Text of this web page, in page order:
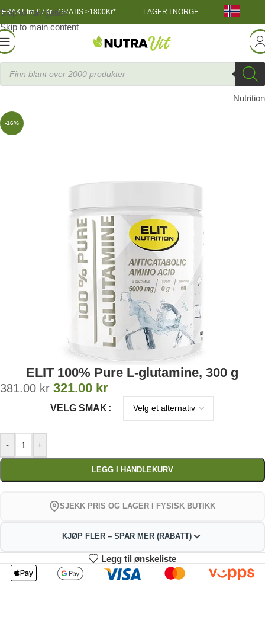
Skip to navigation
Skip to main content
FRAKT fra 67Kr - GRATIS >1800Kr*. LAGER I NORGE
»ELIT 100% Pure L-glutamine, 300 g
Elit
Nutrition
-16%
ELIT 100% Pure L-glutamine, 300 g
381.00kr 321.00 kr
VELG SMAK
- +
LEGG I HANDLEKURV
SJEKK PRIS OG LAGER I FYSISK BUTIKK
KJØP FLER – SPAR MER (RABATT)
2
317.79
kr
3-4
314.58
Legg til ønskeliste